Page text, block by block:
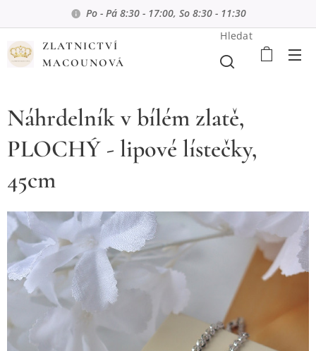
Po - Pá 8:30 - 17:00, So 8:30 - 11:30
ZLATNICTVÍ
MACOUNOVÁ
Hledat
Náhrdelník v bílém zlatě,
PLOCHÝ - lipové lístečky,
45cm